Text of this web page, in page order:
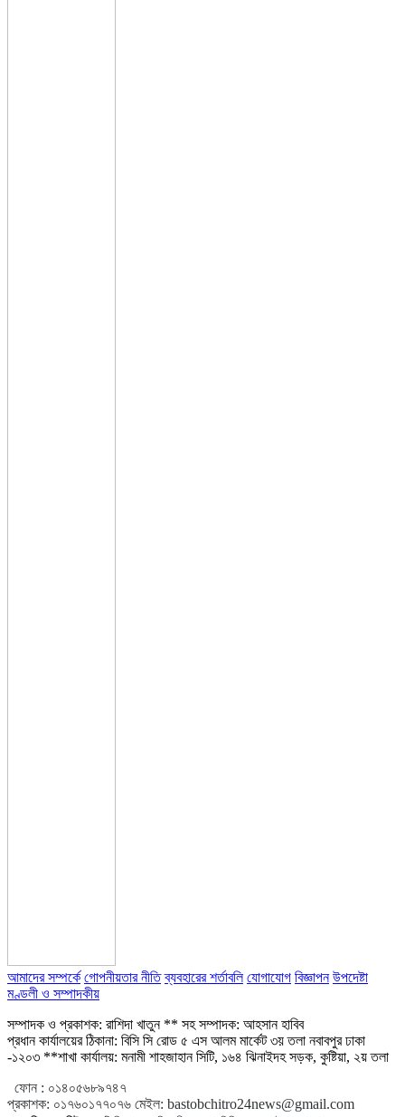
আমাদের সম্পর্কে গোপনীয়তার নীতি ব্যবহারের শর্তাবলি যোগাযোগ বিজ্ঞাপন উপদেষ্টা
মণ্ডলী ও সম্পাদকীয়
সম্পাদক ও প্রকাশক: রাশিদা খাতুন ** সহ সম্পাদক: আহসান হাবিব
প্রধান কার্যালয়ের ঠিকানা: বিসি সি রোড ৫ এস আলম মার্কেট ৩য় তলা নবাবপুর ঢাকা
-১২০৩ **শাখা কার্যালয়: মনামী শাহজাহান সিটি, ১৬৪ ঝিনাইদহ সড়ক, কুষ্টিয়া, ২য় তলা
ফোন : ০১৪০৫৬৮৯৭৪৭
প্রকাশক: ০১৭৬০১৭৭০৭৬ মেইল: bastobchitro24news@gmail.com